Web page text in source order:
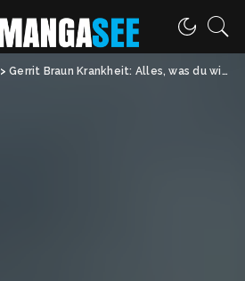
>Gerrit Braun Krankheit: Alles, was du wissen solltest